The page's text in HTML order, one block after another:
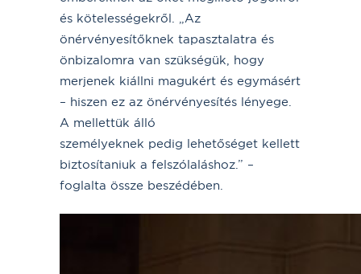
és kötelességekről. „Az
önérvényesítőknek tapasztalatra és
önbizalomra van szükségük, hogy
merjenek kiállni magukért és egymásért
– hiszen ez az önérvényesítés lényege.
A mellettük álló
személyeknek pedig lehetőséget kellett
biztosítaniuk a felszólaláshoz.” –
foglalta össze beszédében.